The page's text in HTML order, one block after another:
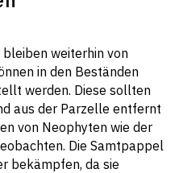
weiterhin von
in den Beständen
werden. Diese sollten
aus der Parzelle entfernt
von Neophyten wie der
Die Samtpappel
bekämpfen, da sie